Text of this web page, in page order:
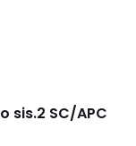
sis.2 SC/APC